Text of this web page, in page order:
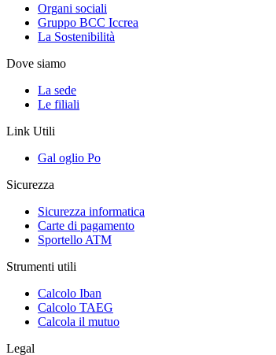
Organi sociali
Gruppo BCC Iccrea
La Sostenibilità
Dove siamo
La sede
Le filiali
Link Utili
Gal oglio Po
Sicurezza
Sicurezza informatica
Carte di pagamento
Sportello ATM
Strumenti utili
Calcolo Iban
Calcolo TAEG
Calcola il mutuo
Legal